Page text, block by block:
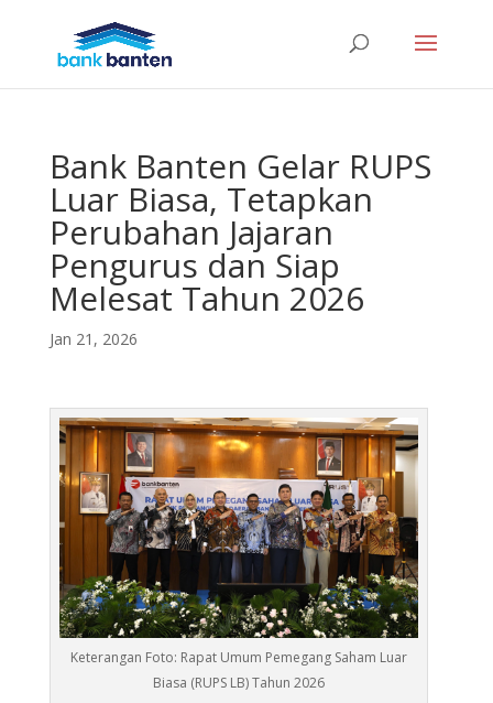
Bank Banten Gelar RUPS
Luar Biasa, Tetapkan
Perubahan Jajaran
Pengurus dan Siap
Melesat Tahun 2026
Jan 21, 2026
Keterangan Foto: Rapat Umum Pemegang Saham Luar
Biasa (RUPS LB) Tahun 2026